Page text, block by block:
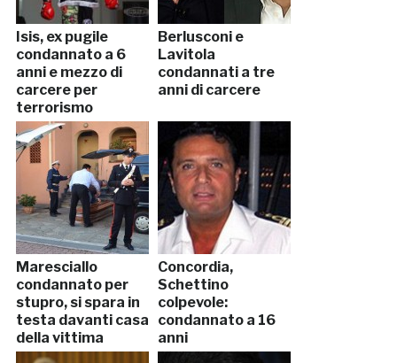
Isis, ex pugile
condannato a 6
anni e mezzo di
carcere per
terrorismo
Berlusconi e
Lavitola
condannati a tre
anni di carcere
Maresciallo
condannato per
stupro, si spara in
testa davanti casa
della vittima
Concordia,
Schettino
colpevole:
condannato a 16
anni